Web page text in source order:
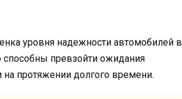
уровня надежности автомобилей в
способны превзойти ожидания
протяжении долгого времени.